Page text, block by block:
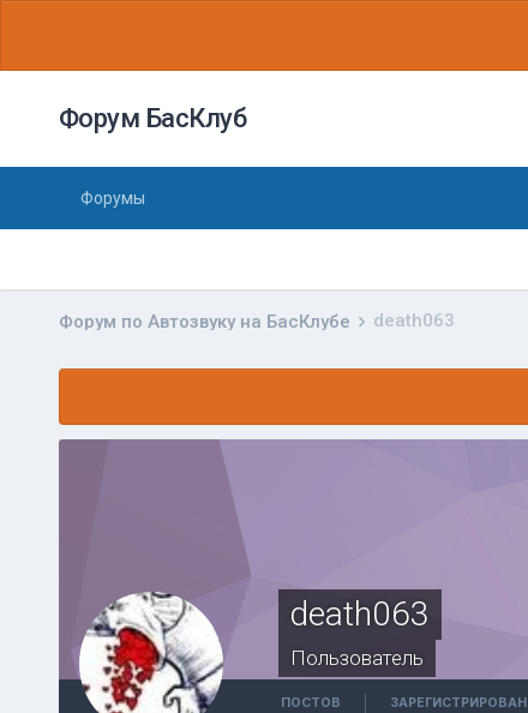
Форум БасКлуб
Форумы
Форум по Автозвуку на БасКлубе death063
death063
Пользователь
ПОСТОВ ЗАРЕГИСТРИРОВАН